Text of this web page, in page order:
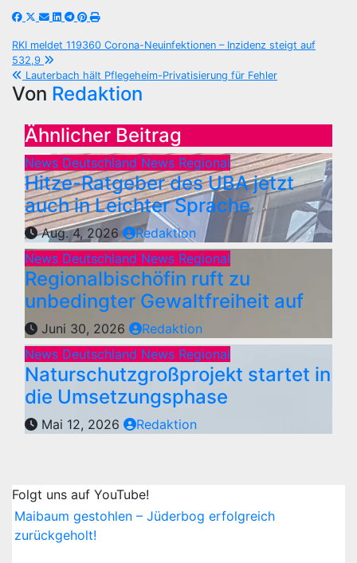
Beitragsnavigation
RKI meldet 119360 Corona-Neuinfektionen – Inzidenz steigt auf
532,9
Lauterbach hält Pflegeheim-Privatisierung für Fehler
Von Redaktion
Ähnlicher Beitrag
News Deutschland News Regional
Hitze-Ratgeber des UBA jetzt
auch in Leichter Sprache
Aug. 4, 2026
Redaktion
News Deutschland News Regional
Regionalbischöfin ruft zu
unbedingter Gewaltfreiheit auf
Juni 30, 2026
Redaktion
News Deutschland News Regional
Naturschutzgroßprojekt startet in
die Umsetzungsphase
Mai 12, 2026 Redaktion
Folgt uns auf YouTube!
Maibaum gestohlen – Jüderbog erfolgreich
zurückgeholt!